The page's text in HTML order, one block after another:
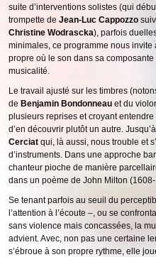
suite d’interventions solistes (qui
trompette de Jean-Luc Cappozzo
Christine Wodrascka), parfois
minimales, ce programme nous
propre où le son dans sa
musicalité.
Le travail ajusté sur les timbres
de Benjamin Bondonneau et du
plusieurs reprises et croyant
d’en découvrir plutôt un autre.
Cerciat qui, là aussi, nous trouble et
d’instruments. Dans une approche
chanteur pioche de manière
dans un poème de John Milton
Se tenant parfois au seuil du
l’attention à l’écoute –, ou se
sans violence mais concassées, la
advient. Avec, non pas une certaine
s’ébroue à son propre rythme, elle